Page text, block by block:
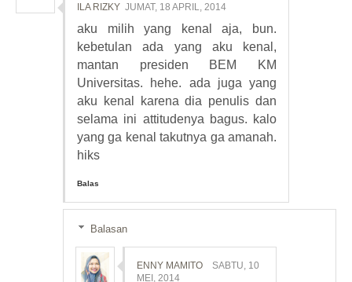
ILA RIZKY JUMAT, 18 APRIL, 2014
aku milih yang kenal aja, bun.
kebetulan ada yang aku kenal,
mantan presiden BEM KM
Universitas. hehe. ada juga yang
aku kenal karena dia penulis dan
selama ini attitudenya bagus. kalo
yang ga kenal takutnya ga amanah.
hiks
Balas
Balasan
ENNY MAMITO
SABTU, 10
MEI, 2014